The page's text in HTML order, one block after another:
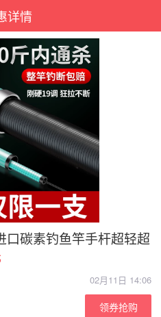
详情
口碳素钓鱼竿手杆超轻超
02月11日 14:06
领券抢购